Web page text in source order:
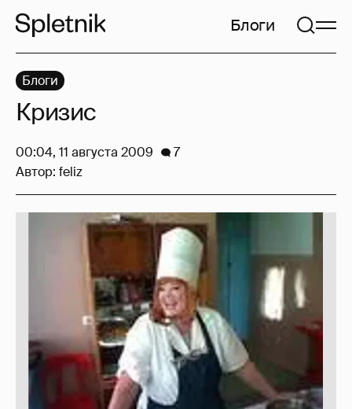
Блоги
Блоги
Кризис
00:04, 11 августа 2009
7
Автор: feliz